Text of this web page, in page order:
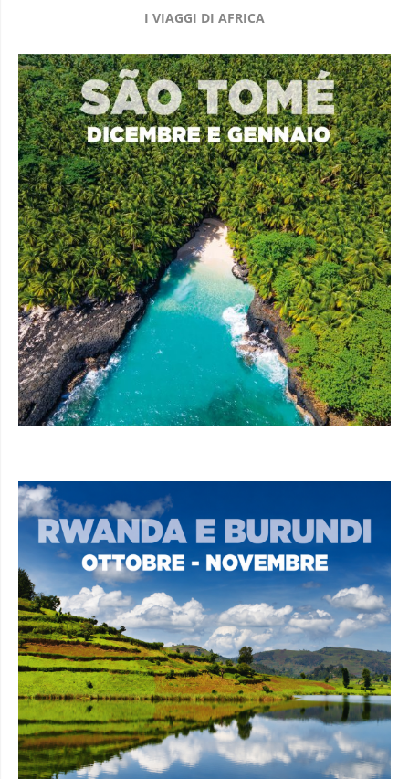
I VIAGGI DI AFRICA